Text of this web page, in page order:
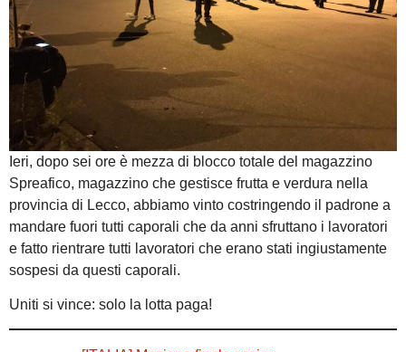
Ieri, dopo sei ore è mezza di blocco totale del magazzino
Spreafico, magazzino che gestisce frutta e verdura nella
provincia di Lecco, abbiamo vinto costringendo il padrone a
mandare fuori tutti caporali che da anni sfruttano i lavoratori
e fatto rientrare tutti lavoratori che erano stati ingiustamente
sospesi da questi caporali.
Uniti si vince: solo la lotta paga!